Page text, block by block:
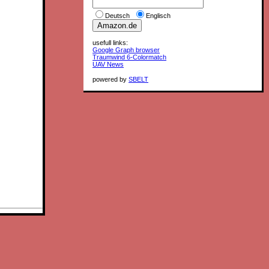
Deutsch Englisch
usefull links:
Google Graph browser
Traumwind 6-Colormatch
UAV News
powered bySBELT